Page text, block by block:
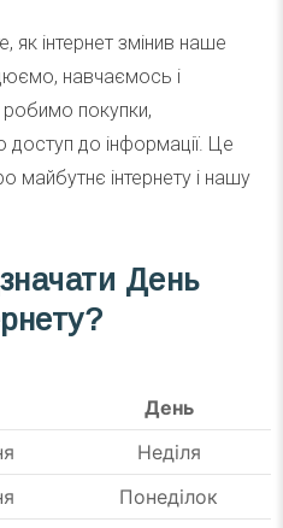
інтернет змінив наше
навчаємось і
робимо покупки,
до інформації. Це
майбутнє інтернету і нашу
День
День
Неділя
Понеділок